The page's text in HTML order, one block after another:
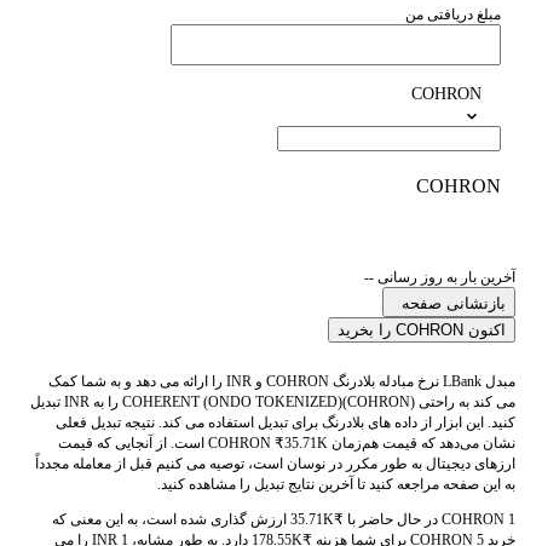
مبلغ دریافتی من
COHRON
COHRON
آخرین بار به روز رسانی --
بازنشانی صفحه
اکنون COHRON را بخرید
مبدل LBank نرخ مبادله بلادرنگ COHRON و INR را ارائه می دهد و به شما کمک
می کند به راحتی COHERENT (ONDO TOKENIZED)(COHRON) را به INR تبدیل
کنید. این ابزار از داده های بلادرنگ برای تبدیل استفاده می کند. نتیجه تبدیل فعلی
نشان می‌دهد که قیمت هم‌زمان COHRON ₹35.71K است. از آنجایی که قیمت
ارزهای دیجیتال به طور مکرر در نوسان است، توصیه می کنیم قبل از معامله مجدداً
به این صفحه مراجعه کنید تا آخرین نتایج تبدیل را مشاهده کنید.
1 COHRON در حال حاضر با ₹35.71K ارزش گذاری شده است، به این معنی که
خرید 5 COHRON برای شما هزینه ₹178.55K دارد. به طور مشابه، 1 INR را می